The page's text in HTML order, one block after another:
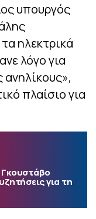
υπουργός
ηλεκτρικά
λόγο για
πλαίσιο για
για τη